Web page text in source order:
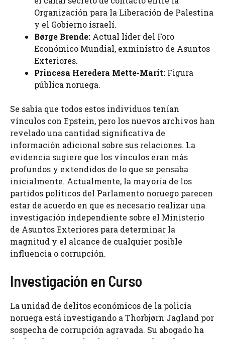
Organización para la Liberación de Palestina
y el Gobierno israelí.
Børge Brende: Actual líder del Foro
Económico Mundial, exministro de Asuntos
Exteriores.
Princesa Heredera Mette-Marit: Figura
pública noruega.
Se sabía que todos estos individuos tenían
vínculos con Epstein, pero los nuevos archivos han
revelado una cantidad significativa de
información adicional sobre sus relaciones. La
evidencia sugiere que los vínculos eran más
profundos y extendidos de lo que se pensaba
inicialmente. Actualmente, la mayoría de los
partidos políticos del Parlamento noruego parecen
estar de acuerdo en que es necesario realizar una
investigación independiente sobre el Ministerio
de Asuntos Exteriores para determinar la
magnitud y el alcance de cualquier posible
influencia o corrupción.
Investigación en Curso
La unidad de delitos económicos de la policía
noruega está investigando a Thorbjørn Jagland por
sospecha de corrupción agravada. Su abogado ha